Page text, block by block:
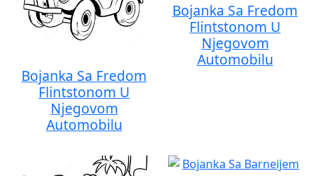
Bojanka Sa Fredom
Flintstonom U
Njegovom
Automobilu
Bojanka Sa Fredom
Flintstonom U
Njegovom
Automobilu